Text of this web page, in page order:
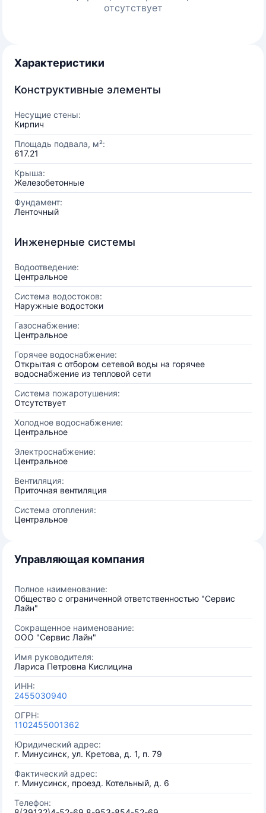
отсутствует
Характеристики
Конструктивные элементы
Несущие стены:
Кирпич
Площадь подвала, м²:
617.21
Крыша:
Железобетонные
Фундамент:
Ленточный
Инженерные системы
Водоотведение:
Центральное
Система водостоков:
Наружные водостоки
Газоснабжение:
Центральное
Горячее водоснабжение:
Открытая с отбором сетевой воды на горячее
водоснабжение из тепловой сети
Система пожаротушения:
Отсутствует
Холодное водоснабжение:
Центральное
Электроснабжение:
Центральное
Вентиляция:
Приточная вентиляция
Система отопления:
Центральное
Управляющая компания
Полное наименование:
Общество с ограниченной ответственностью "Сервис
Лайн"
Сокращенное наименование:
ООО "Сервис Лайн"
Имя руководителя:
Лариса Петровна Кислицина
ИНН:
2455030940
ОГРН:
1102455001362
Юридический адрес:
г. Минусинск, ул. Кретова, д. 1, п. 79
Фактический адрес:
г. Минусинск, проезд. Котельный, д. 6
Телефон: